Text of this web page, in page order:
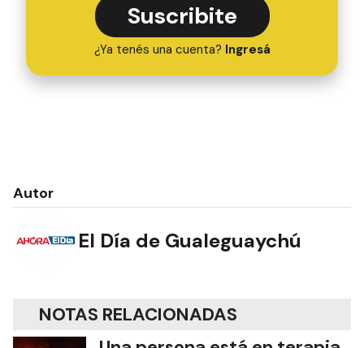
Suscribite
¿Ya tenés una cuenta? Ingresá
Autor
El Día de Gualeguaychú
NOTAS RELACIONADAS